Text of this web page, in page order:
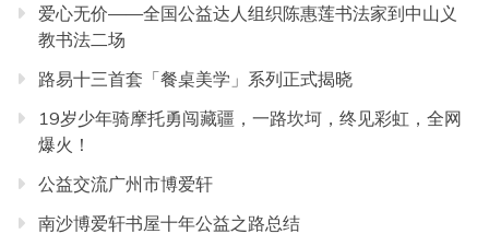
爱心无价——全国公益达人组织陈惠莲书法家到中山义
教书法二场
路易十三首套「餐桌美学」系列正式揭晓
19岁少年骑摩托勇闯藏疆，一路坎坷，终见彩虹，全网
爆火！
公益交流广州市博爱轩
南沙博爱轩书屋十年公益之路总结